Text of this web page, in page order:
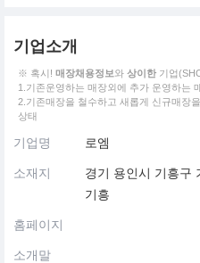
기업소개
※ 혹시! 매장채용정보와 상이한 기업
1.기존운영하는 매장외에 추가 운영하는
2.기존매장을 철수하고 새롭게 신규매장
상태
기업명 로엠
소재지
경기 용인시 기흥구
기흥
홈페이지
소개말